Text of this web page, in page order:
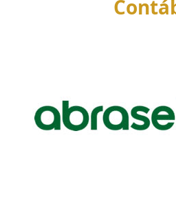
right